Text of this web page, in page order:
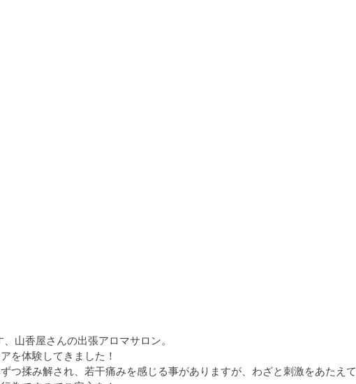
山香屋さんの出張アロマサロン。
を体験してきました！
つ揉み解され、若干痛みを感じる事がありますが、わざと刺激をあたえて